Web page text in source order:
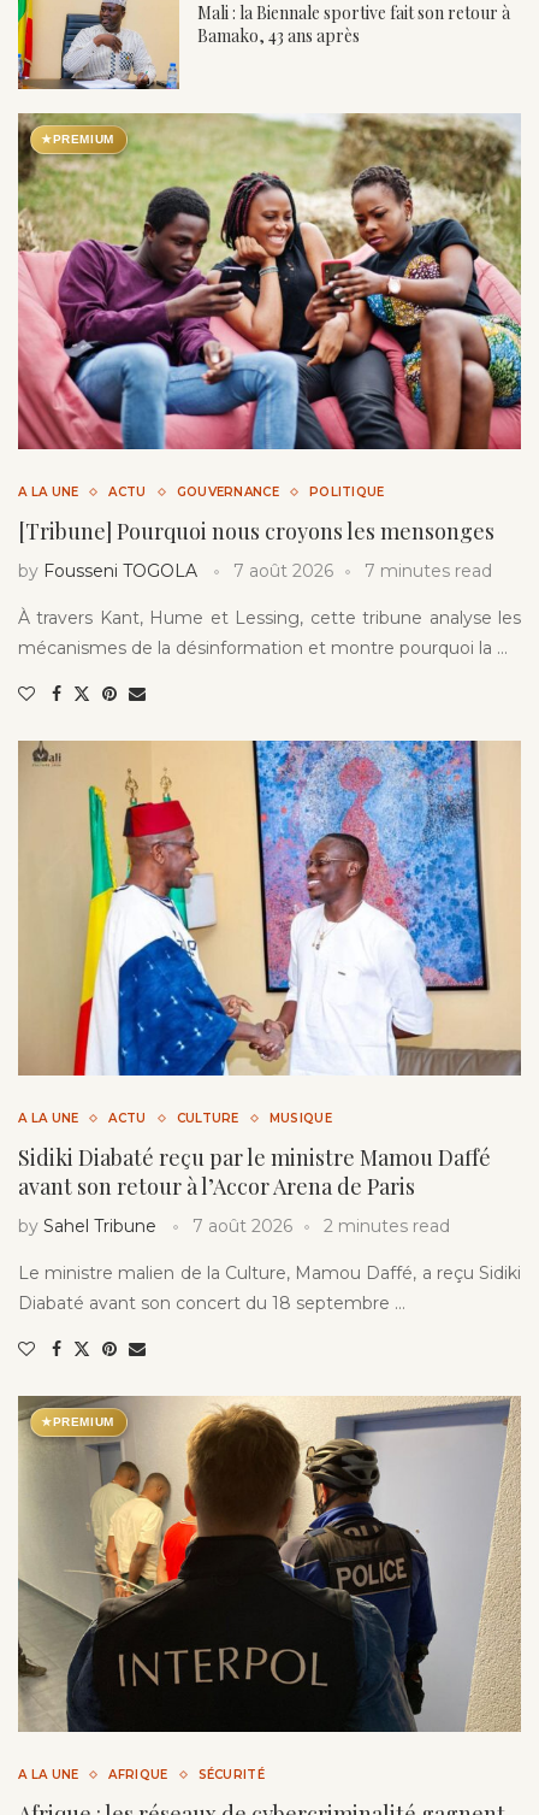
Mali : la Biennale sportive fait son retour à
Bamako, 43 ans après
★PREMIUM
A LA UNE ACTU GOUVERNANCE POLITIQUE
[Tribune] Pourquoi nous croyons les mensonges
by Fousseni TOGOLA 7 août 2026 7 minutes read
À travers Kant, Hume et Lessing, cette tribune analyse les
mécanismes de la désinformation et montre pourquoi la …
A LA UNE ACTU CULTURE MUSIQUE
Sidiki Diabaté reçu par le ministre Mamou Daffé
avant son retour à l’Accor Arena de Paris
by Sahel Tribune 7 août 2026 2 minutes read
Le ministre malien de la Culture, Mamou Daffé, a reçu Sidiki
Diabaté avant son concert du 18 septembre …
★PREMIUM
A LA UNE AFRIQUE SÉCURITÉ